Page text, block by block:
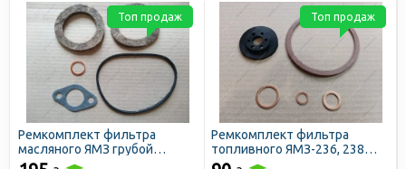
Ремкомплект фильтра
масляного ЯМЗ грубой
очистки (АВРТ)
Топ продаж
Ремкомплект фильтра
топливного ЯМЗ-236, 238
тонкой очистки (АВРТ)
Топ продаж